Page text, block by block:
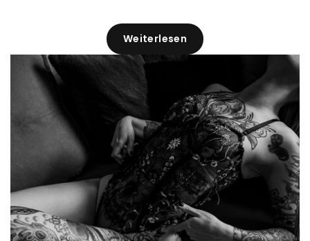
Weiterlesen